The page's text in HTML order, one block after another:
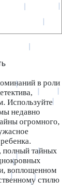
в роли
Используйте
недавно
огромного,
тайных
воплощенном
стилю